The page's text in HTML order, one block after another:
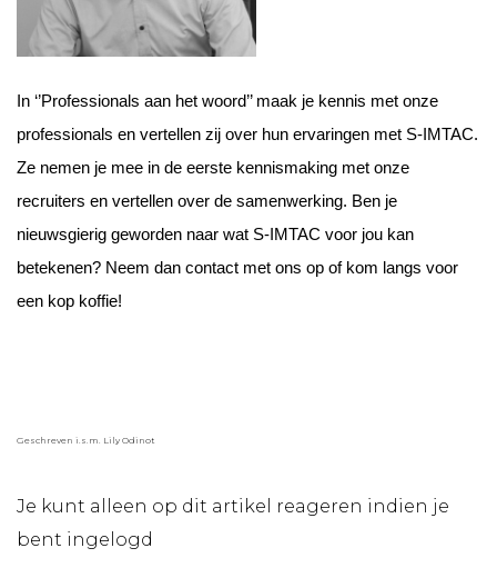
In ‘’Professionals aan het woord’’ maak je kennis met onze
professionals en vertellen zij over hun ervaringen met S-IMTAC.
Ze nemen je mee in de eerste kennismaking met onze
recruiters en vertellen over de samenwerking. Ben je
nieuwsgierig geworden naar wat S-IMTAC voor jou kan
betekenen? Neem dan contact met ons op of kom langs voor
een kop koffie!
Geschreven i.s.m. Lily Odinot
Je kunt alleen op dit artikel reageren indien je
bent ingelogd